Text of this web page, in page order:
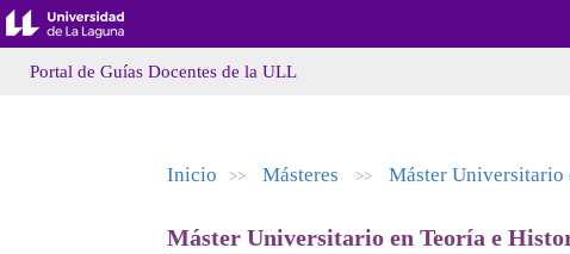
Portal de Guías Docentes de la ULL
Inicio >> Másteres >> Máster Universitario
Máster Universitario en Teoría e